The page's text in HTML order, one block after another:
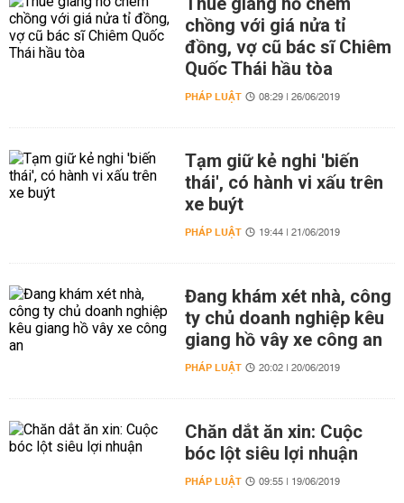
chồng với giá nửa tỉ
đồng, vợ cũ bác sĩ Chiêm
Quốc Thái hầu tòa
PHÁP LUẬT 08:29 | 26/06/2019
Tạm giữ kẻ nghi 'biến
thái', có hành vi xấu trên
xe buýt
PHÁP LUẬT 19:44 | 21/06/2019
Đang khám xét nhà, công
ty chủ doanh nghiệp kêu
giang hồ vây xe công an
PHÁP LUẬT 20:02 | 20/06/2019
Chăn dắt ăn xin: Cuộc
bóc lột siêu lợi nhuận
PHÁP LUẬT 09:55 | 19/06/2019